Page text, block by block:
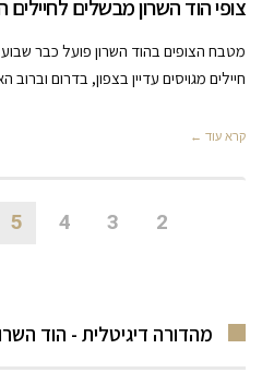
צופי הוד השרון מבשלים לחיילים
מטבח הצופים בהוד השרון פועל כבר
חיילים מגויסים עדיין בצפון, בדרום וברוב
קרא עוד ←
2
3
4
5
מהדורה דיגיטלית - הוד